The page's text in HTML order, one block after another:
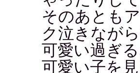
そのあとも
ク泣きなが
可愛い過ぎ
可愛い子を